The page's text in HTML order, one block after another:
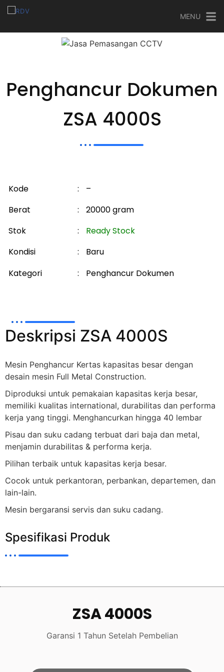
MENU
Penghancur Dokumen
ZSA 4000S
Kode :
–
Berat
:
20000 gram
Stok
:
Ready Stock
Kondisi
:
Baru
Kategori
: Penghancur Dokumen
Deskripsi ZSA 4000S
Mesin Penghancur Kertas kapasitas besar dengan
desain mesin Full Metal Construction.
Diproduksi untuk pemakaian kapasitas kerja besar,
memiliki kualitas international, durabilitas dan performa
kerja yang tinggi. Menghancurkan hingga 40 lembar
Pisau dan suku cadang terbuat dari baja dan metal,
menjamin durabilitas & performa kerja.
Pilihan terbaik untuk kapasitas kerja besar.
Cocok untuk perkantoran, perbankan, departemen, dan
lain-lain.
Mesin bergaransi servis dan suku cadang.
Spesifikasi Produk
ZSA 4000S
Garansi 1 Tahun Setelah Pembelian